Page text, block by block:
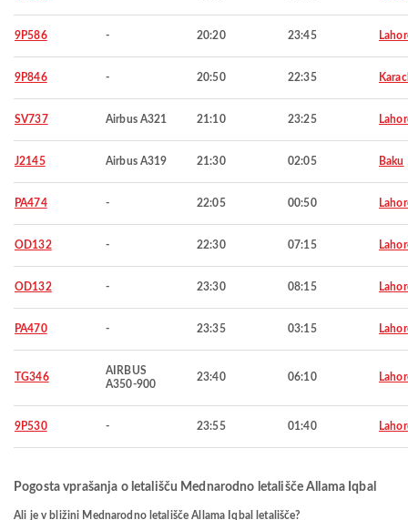
9P586 - 20:20 23:45
9P846 - 20:50 22:35
SV737 Airbus A321 21:10 23:25
J2145 Airbus A319 21:30 02:05 Baku
PA474 - 22:05 00:50
OD132 - 22:30 07:15
OD132 - 23:30 08:15
PA470 - 23:35 03:15
TG346
AIRBUS
A350-900
23:40 06:10
9P530 - 23:55 01:40
Pogosta vprašanja o letališču Mednarodno letališče Allama Iqbal
Ali je v bližini Mednarodno letališče Allama Iqbal letališče?